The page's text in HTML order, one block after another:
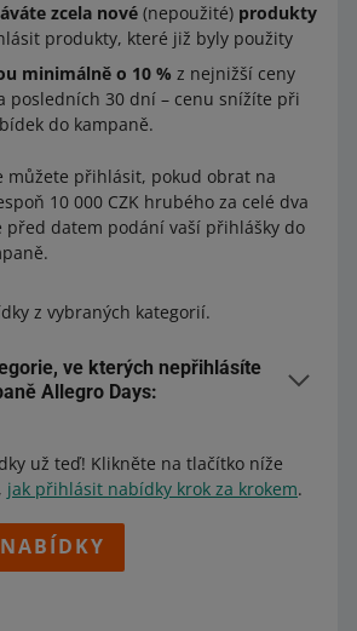
zcela nové (nepoužité) produkty
produkty, které již byly použity
minimálně o 10 % z nejnižší ceny
posledních 30 dní – cenu snížíte při
do kampaně.
můžete přihlásit, pokud obrat na
10 000 CZK hrubého za celé dva
před datem podání vaší přihlášky do
z vybraných kategorií.
ve kterých nepřihlásíte
Allegro Days:
video a domácí spotřebiče -
medicína - Vaporizéry (321959)
už teď! Klikněte na tlačítko níže
jak přihlásit nabídky krok za krokem.